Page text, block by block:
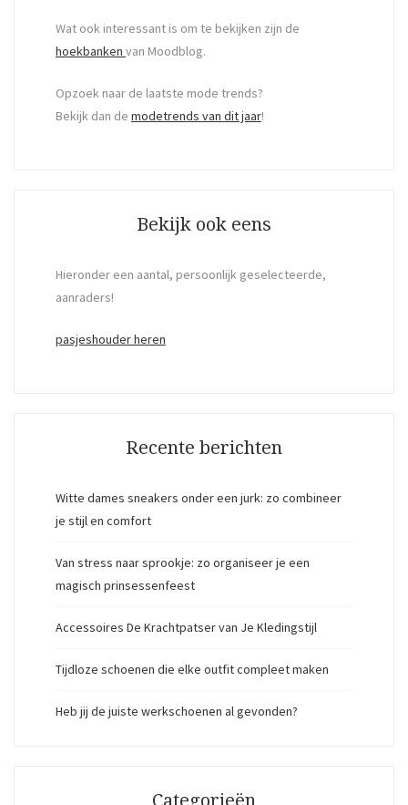
Wat ook interessant is om te bekijken zijn de
hoekbanken van Moodblog.
Opzoek naar de laatste mode trends?
Bekijk dan de modetrends van dit jaar!
Bekijk ook eens
Hieronder een aantal, persoonlijk geselecteerde,
aanraders!
pasjeshouder heren
Recente berichten
Witte dames sneakers onder een jurk: zo combineer
je stijl en comfort
Van stress naar sprookje: zo organiseer je een
magisch prinsessenfeest
Accessoires De Krachtpatser van Je Kledingstijl
Tijdloze schoenen die elke outfit compleet maken
Heb jij de juiste werkschoenen al gevonden?